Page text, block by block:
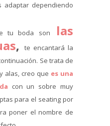
adaptar dependiendo
tu boda son
las
,
te encantará la
Se trata de
alas, creo que es una
con un sobre muy
para el seating por
poner el nombre de